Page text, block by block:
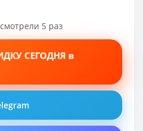
5 раз
СЕГОДНЯ в